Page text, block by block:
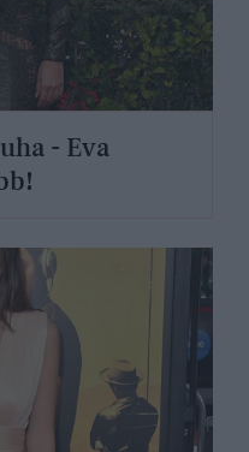
- Eva